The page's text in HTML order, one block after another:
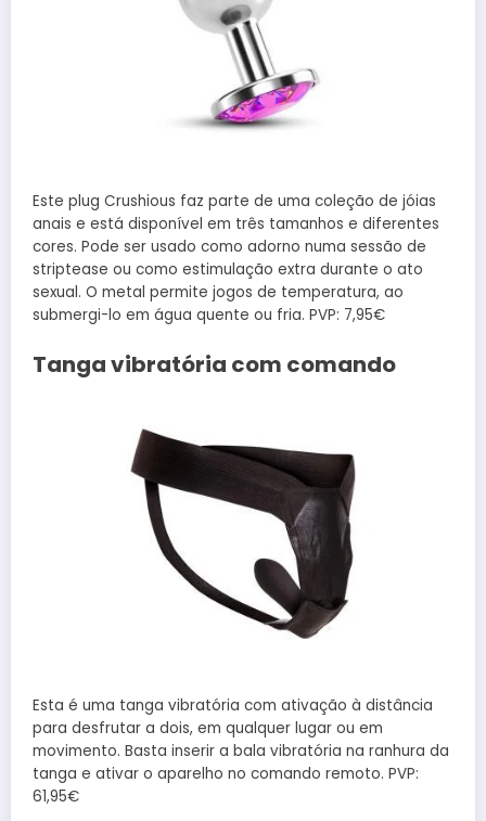
Este plug Crushious faz parte de uma coleção de jóias
anais e está disponível em três tamanhos e diferentes
cores. Pode ser usado como adorno numa sessão de
striptease ou como estimulação extra durante o ato
sexual. O metal permite jogos de temperatura, ao
submergi-lo em água quente ou fria. PVP: 7,95€
Tanga vibratória com comando
Esta é uma tanga vibratória com ativação à distância
para desfrutar a dois, em qualquer lugar ou em
movimento. Basta inserir a bala vibratória na ranhura da
tanga e ativar o aparelho no comando remoto. PVP:
61,95€